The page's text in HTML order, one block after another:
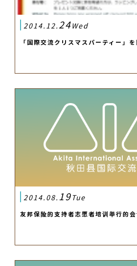
2014.12. 24Wed
「国際交流クリスマスパーティー」を
2014.08. 19Tue
友邦保险的支持者志愿者培训举行的